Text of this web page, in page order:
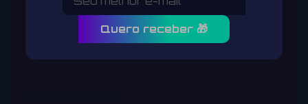
Quero receber 🎁